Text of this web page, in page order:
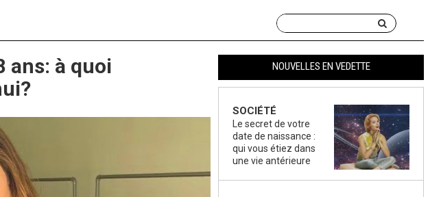
ans: à quoi
NOUVELLES EN VEDETTE
SOCIÉTÉ
Le secret de votre
date de naissance :
qui vous étiez dans
une vie antérieure